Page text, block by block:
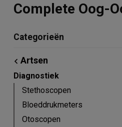
Complete Oog-
Categorieën
Artsen
Diagnostiek
Stethoscopen
Bloeddrukmeters
Otoscopen